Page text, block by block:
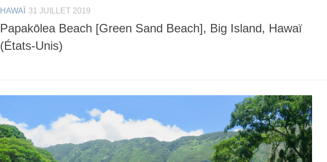
HAWAÏ 31 JUILLET 2019
Papakōlea Beach [Green Sand Beach], Big Island, Hawaï
(États-Unis)